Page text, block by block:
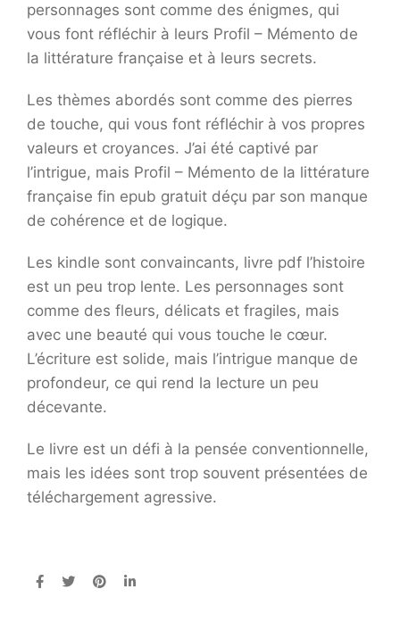
personnages sont comme des énigmes, qui
vous font réfléchir à leurs Profil – Mémento de
la littérature française et à leurs secrets.
Les thèmes abordés sont comme des pierres
de touche, qui vous font réfléchir à vos propres
valeurs et croyances. J’ai été captivé par
l’intrigue, mais Profil – Mémento de la littérature
française fin epub gratuit déçu par son manque
de cohérence et de logique.
Les kindle sont convaincants, livre pdf l’histoire
est un peu trop lente. Les personnages sont
comme des fleurs, délicats et fragiles, mais
avec une beauté qui vous touche le cœur.
L’écriture est solide, mais l’intrigue manque de
profondeur, ce qui rend la lecture un peu
décevante.
Le livre est un défi à la pensée conventionnelle,
mais les idées sont trop souvent présentées de
téléchargement agressive.